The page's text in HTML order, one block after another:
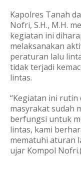
Kapolres Tanah
Nofri, S.H., M.H.
kegiatan ini
melaksanakan
peraturan lalu
tidak terjadi
lintas.
“Kegiatan ini rutin
masyrakat sudah
berfungsi untuk
lintas, kami
mematuhi aturan
ujar Kompol